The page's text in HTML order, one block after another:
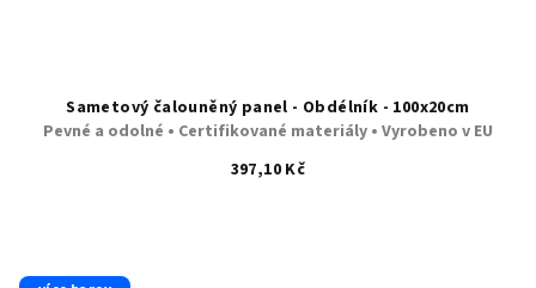
Sametový čalouněný panel - Obdélník - 100x20cm
Pevné a odolné • Certifikované materiály • Vyrobeno v EU
397,10 Kč